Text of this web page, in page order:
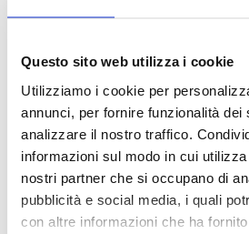
Questo sito web utilizza i cookie
Utilizziamo i cookie per
annunci, per fornire funzionalità dei
analizzare il nostro traffico.
informazioni sul modo in cui
nostri partner che si occupano di
pubblicità e social media, i quali
con altre informazioni che ha